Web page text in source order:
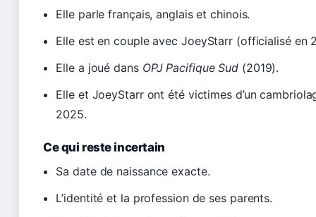
Elle parle français, anglais et chinois.
Elle est en couple avec JoeyStarr (officialisé en
Elle a joué dans OPJ Pacifique Sud (2019).
Elle et JoeyStarr ont été victimes d’un
2025.
Ce qui reste incertain
Sa date de naissance exacte.
L’identité et la profession de ses parents.